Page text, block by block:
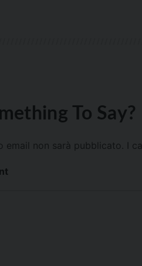
To Say?
email non sarà pubblicato. I